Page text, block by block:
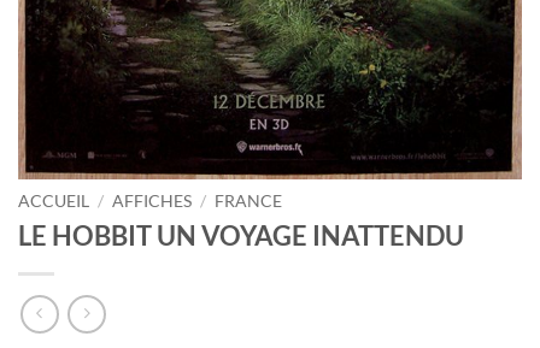
ACCUEIL / AFFICHES / FRANCE
LE HOBBIT UN VOYAGE INATTENDU